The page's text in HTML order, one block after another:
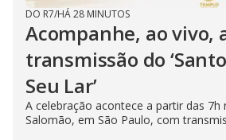
DO R7/HÁ 28 MINUTOS
Acompanhe, ao vivo,
transmissão do
Seu Lar’
A celebração acontece a partir das 7h
Salomão, em São Paulo, com